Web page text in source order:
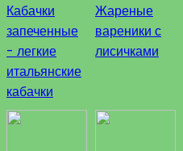
Кабачки
запеченные
- легкие
итальянские
кабачки
Жареные
вареники с
лисичками